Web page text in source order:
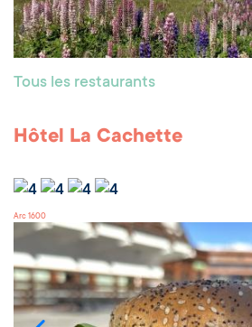
Tous les restaurants
Hôtel La Cachette
Arc 1600